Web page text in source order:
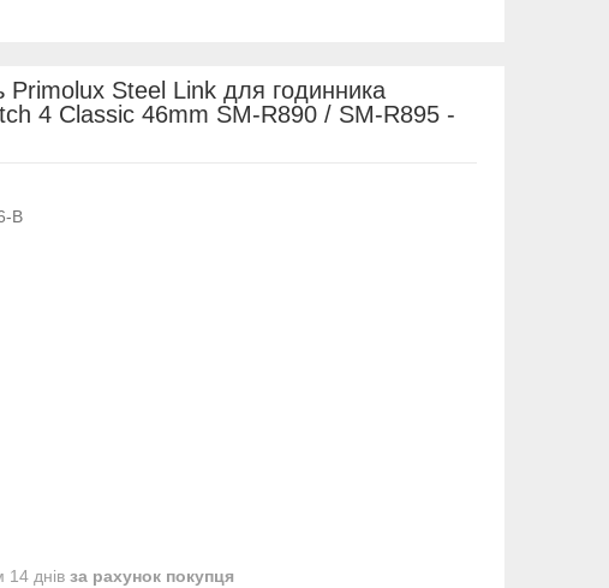
Primolux Steel Link для годинника
4 Classic 46mm SM-R890 / SM-R895 -
B
14 днів за рахунок покупця